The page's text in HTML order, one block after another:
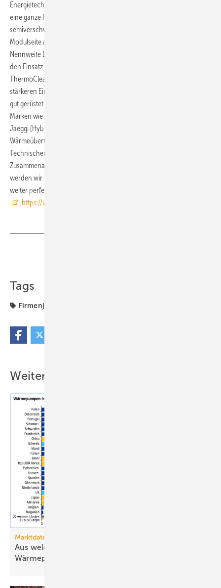
Energietechnik Lösungen. Mit thermoplus bietet allein thermowave
eine ganze Produktpalette an Plattenwärmeübertragern in
semiverschweißter Ausführung für Drücke bis 50 bar auf der
Modulseite an. 2008 wurde eine der weltweit größten Platten mit der
Nennweite DN 250 und ca. 3,5 m hohen Apparaten eingeführt. Für
den Einsatz in der Lebensmittelindustrie wurde die Produktreihe
ThermoClean mit edelstahlverkleidetem Gestell entwickelt. Mit der
stärkeren Einbindung in die Güntner-Gruppe sieht sich thermowave
gut gerüstet für die Zukunft. Zur Güntner-Gruppe gehören etablierte
Marken wie Güntner (luftseitige Wärmeübertrager-Technologie),
Jaeggi (Hybrid-Technologie) und basetec für kundenspezifische
Wärmeübertragerlösungen im OEM-Bereich. Ralf Süßmann,
Technischer Leiter bei thermowave: „Durch eine enge
Zusammenarbeit und die Nutzung von Synergien in der Gruppe
werden wir in den nächsten Jahren das technische Produktportfolio
weiter perfektionieren und unsere Marktanteile ausweiten.“
https://www.thermowave.eu/
Tags
Firmenjubiläum
Weitere Inhalte
Marktdaten
Aus welchen Ländern importiert Deutschland
Wärmepumpen?